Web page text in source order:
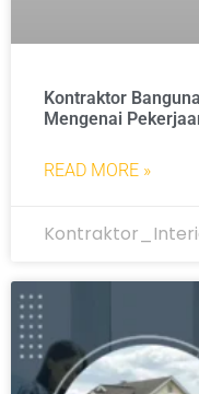
Kontraktor
Mengenai
READ MORE »